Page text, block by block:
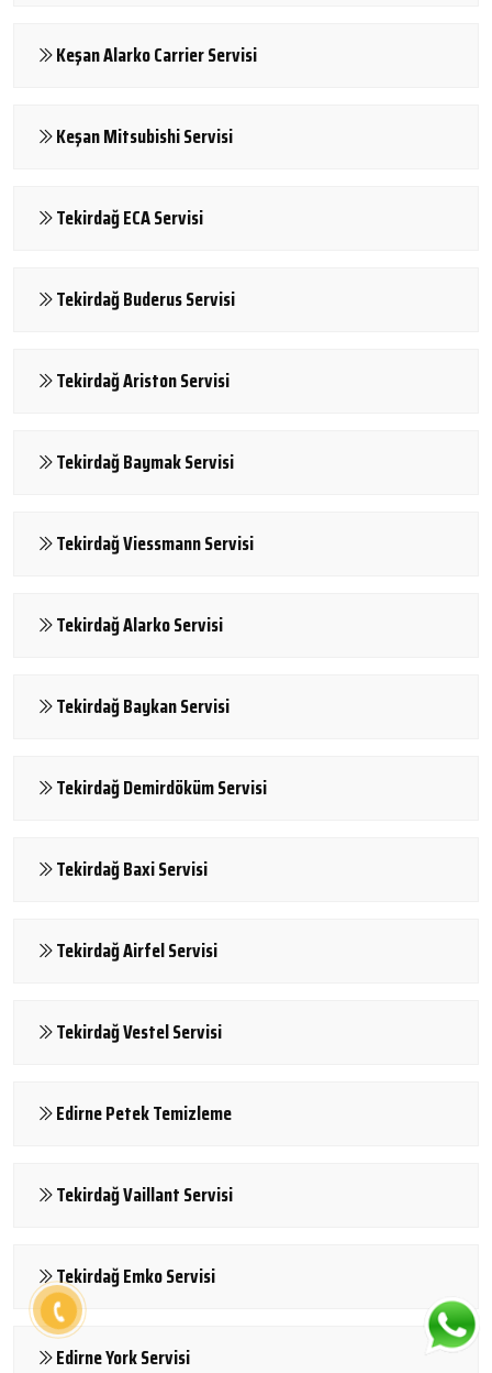
Keşan Alarko Carrier Servisi
Keşan Mitsubishi Servisi
Tekirdağ ECA Servisi
Tekirdağ Buderus Servisi
Tekirdağ Ariston Servisi
Tekirdağ Baymak Servisi
Tekirdağ Viessmann Servisi
Tekirdağ Alarko Servisi
Tekirdağ Baykan Servisi
Tekirdağ Demirdöküm Servisi
Tekirdağ Baxi Servisi
Tekirdağ Airfel Servisi
Tekirdağ Vestel Servisi
Edirne Petek Temizleme
Tekirdağ Vaillant Servisi
Tekirdağ Emko Servisi
Edirne York Servisi